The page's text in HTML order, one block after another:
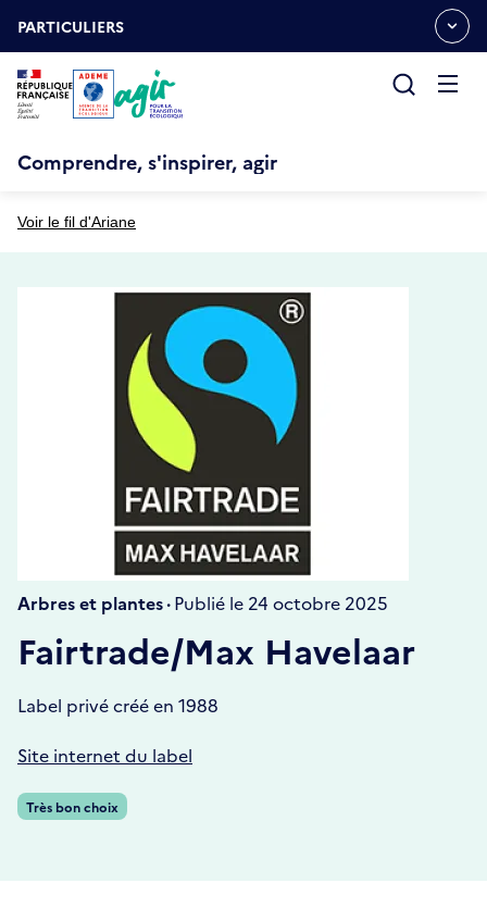
auOUVRIR
LE
MENU
ESPACE
PARTICULIERS
Comprendre, s'inspirer, agir
Voir le fil d'Ariane
Arbres et plantes ·Publié le 24 octobre 2025
Fairtrade/Max Havelaar
Label privé créé en 1988
Site internet du label
Très bon choix